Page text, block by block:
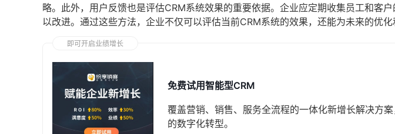
略。此外，用户反馈也是评估CRM系统效果的重要依据。企业应定期收集员工和客
以改进。通过这些方法，企业不仅可以评估当前CRM系统的效果，还能为未来的优化
即可开启业绩增长
免费试用智能型CRM
覆盖营销、销售、服务全流程的一体化新增长解决方
的数字化转型。